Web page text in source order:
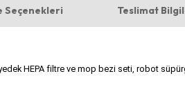
Seçenekleri Teslimat
HEPA filtre ve mop bezi seti, robot